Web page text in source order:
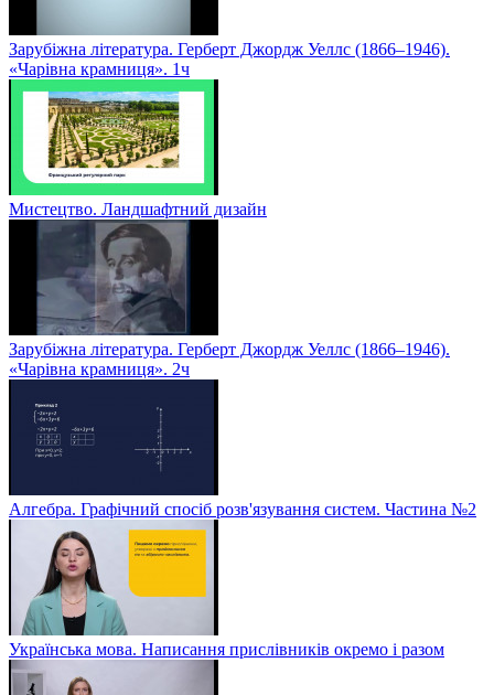
Зарубіжна література. Герберт Джордж Уеллс (1866–1946).
«Чарівна крамниця». 1ч
Мистецтво. Ландшафтний дизайн
Зарубіжна література. Герберт Джордж Уеллс (1866–1946).
«Чарівна крамниця». 2ч
Алгебра. Графічний спосіб розв'язування систем. Частина №2
Українська мова. Написання прислівників окремо і разом